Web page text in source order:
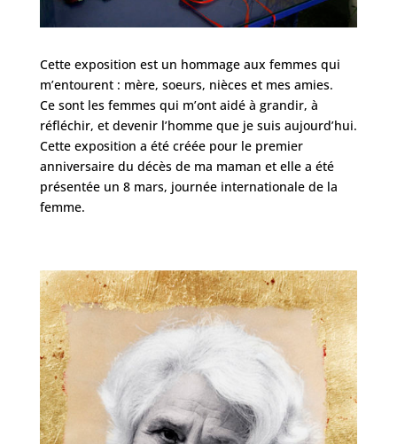
Cette exposition est un hommage aux femmes qui
m’entourent : mère, soeurs, nièces et mes amies.
Ce sont les femmes qui m’ont aidé à grandir, à
réfléchir, et devenir l’homme que je suis aujourd’hui.
Cette exposition a été créée pour le premier
anniversaire du décès de ma maman et elle a été
présentée un 8 mars, journée internationale de la
femme.